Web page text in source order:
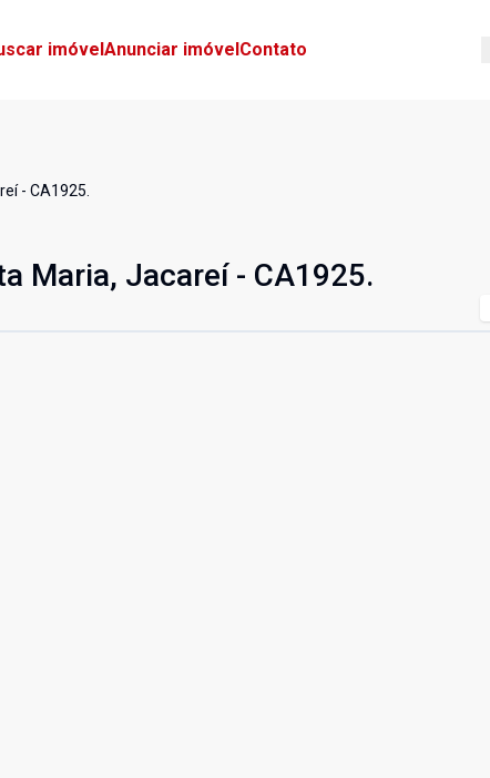
imóvelAnunciar imóvelContato
- CA1925.
Maria, Jacareí - CA1925.